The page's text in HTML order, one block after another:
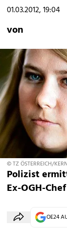
01.03.2012, 19:04
von
© TZ ÖSTERREICH/
Polizist
Ex-OGH-
OE24